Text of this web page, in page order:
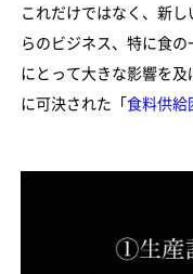
これだけではなく、新
らのビジネス、特に食
にとって大きな影響を及
に可決された「食料供給